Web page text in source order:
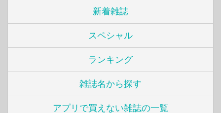
新着雑誌
スペシャル
ランキング
雑誌名から探す
アプリで買えない雑誌の一覧